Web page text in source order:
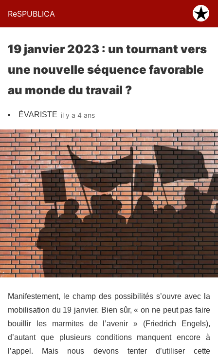
ReSPUBLICA
19 janvier 2023 : un tournant vers
une nouvelle séquence favorable
au monde du travail ?
ÉVARISTE il y a 4 ans
Manifestement, le champ des possibilités s’ouvre avec la
mobilisation du 19 janvier. Bien sûr, « on ne peut pas faire
bouillir les marmites de l’avenir » (Friedrich Engels),
d’autant que plusieurs conditions manquent encore à
l’appel. Mais nous devons tenter d’utiliser cette